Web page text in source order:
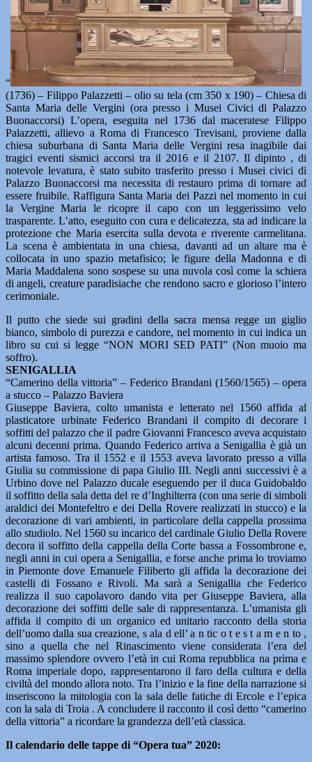
“
(1736) – Filippo Palazzetti – olio su tela (cm 350 x 190) – Chiesa di
Santa Maria delle Vergini (ora presso i Musei Civici di Palazzo
Buonaccorsi) L’opera, eseguita nel 1736 dal maceratese Filippo
Palazzetti, allievo a Roma di Francesco Trevisani, proviene dalla
chiesa suburbana di Santa Maria delle Vergini resa inagibile dai
tragici eventi sismici accorsi tra il 2016 e il 2107. Il dipinto , di
notevole levatura, è stato subito trasferito presso i Musei civici di
Palazzo Buonaccorsi ma necessita di restauro prima di tornare ad
essere fruibile. Raffigura Santa Maria dei Pazzi nel momento in cui
la Vergine Maria le ricopre il capo con un leggerissimo velo
trasparente. L’atto, eseguito con cura e delicatezza, sta ad indicare la
protezione che Maria esercita sulla devota e riverente carmelitana.
La scena è ambientata in una chiesa, davanti ad un altare ma è
collocata in uno spazio metafisico; le figure della Madonna e di
Maria Maddalena sono sospese su una nuvola così come la schiera
di angeli, creature paradisiache che rendono sacro e glorioso l’intero
cerimoniale.
Il putto che siede sui gradini della sacra mensa regge un giglio
bianco, simbolo di purezza e candore, nel momento in cui indica un
libro su cui si legge “NON MORI SED PATI” (Non muoio ma
soffro).
SENIGALLIA
“Camerino della vittoria” – Federico Brandani (1560/1565) – opera
a stucco – Palazzo Baviera
Giuseppe Baviera, colto umanista e letterato nel 1560 affida al
plasticatore urbinate Federico Brandani il compito di decorare i
soffitti del palazzo che il padre Giovanni Francesco aveva acquistato
alcuni decenni prima. Quando Federico arriva a Senigallia è già un
artista famoso. Tra il 1552 e il 1553 aveva lavorato presso a villa
Giulia su commissione di papa Giulio III. Negli anni successivi è a
Urbino dove nel Palazzo ducale eseguendo per il duca Guidobaldo
il soffitto della sala detta del re d’Inghilterra (con una serie di simboli
araldici dei Montefeltro e dei Della Rovere realizzati in stucco) e la
decorazione di vari ambienti, in particolare della cappella prossima
allo studiolo. Nel 1560 su incarico del cardinale Giulio Della Rovere
decora il soffitto della cappella della Corte bassa a Fossombrone e,
negli anni in cui opera a Senigallia, e forse anche prima lo troviamo
in Piemonte dove Emanuele Filiberto gli affida la decorazione dei
castelli di Fossano e Rivoli. Ma sarà a Senigallia che Federico
realizza il suo capolavoro dando vita per Giuseppe Baviera, alla
decorazione dei soffitti delle sale di rappresentanza. L’umanista gli
affida il compito di un organico ed unitario racconto della storia
dell’uomo dalla sua creazione, s ala d ell’ a n tic o t e s t a m e n to ,
sino a quella che nel Rinascimento viene considerata l’era del
massimo splendore ovvero l’età in cui Roma repubblica na prima e
Roma imperiale dopo, rappresentarono il faro della cultura e della
civiltà del mondo allora noto. Tra l’inizio e la fine della narrazione si
inseriscono la mitologia con la sala delle fatiche di Ercole e l’epica
con la sala di Troia . A concludere il racconto il così detto “camerino
della vittoria” a ricordare la grandezza dell’età classica.
Il calendario delle tappe di “Opera tua” 2020: